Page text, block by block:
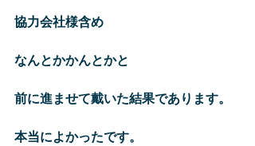
協力会社様含め
なんとかかんとかと
前に進ませて戴いた結果であります。
本当によかったです。